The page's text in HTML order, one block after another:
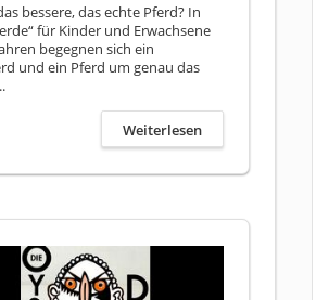
bessere, das echte Pferd? In
für Kinder und Erwachsene
begegnen sich ein
und ein Pferd um genau das
Weiterlesen